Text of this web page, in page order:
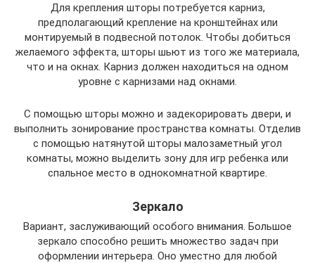
Для крепления шторы потребуется карниз,
предполагающий крепление на кронштейнах или
монтируемый в подвесной потолок. Чтобы добиться
желаемого эффекта, шторы шьют из того же материала,
что и на окнах. Карниз должен находиться на одном
уровне с карнизами над окнами.
С помощью шторы можно и задекорировать двери, и
выполнить зонирование пространства комнаты. Отделив
с помощью натянутой шторы малозаметный угол
комнаты, можно выделить зону для игр ребенка или
спальное место в однокомнатной квартире.
Зеркало
Вариант, заслуживающий особого внимания. Большое
зеркало способно решить множество задач при
оформлении интерьера. Оно уместно для любой